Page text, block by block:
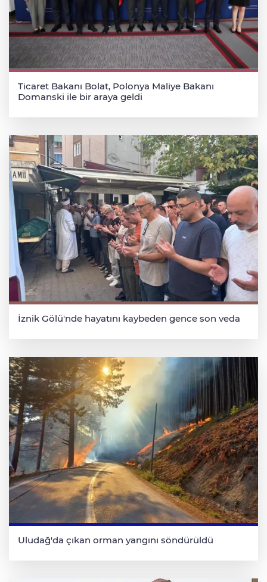
Ticaret Bakanı Bolat, Polonya Maliye Bakanı
Domanski ile bir araya geldi
İznik Gölü'nde hayatını kaybeden gence son veda
Uludağ'da çıkan orman yangını söndürüldü